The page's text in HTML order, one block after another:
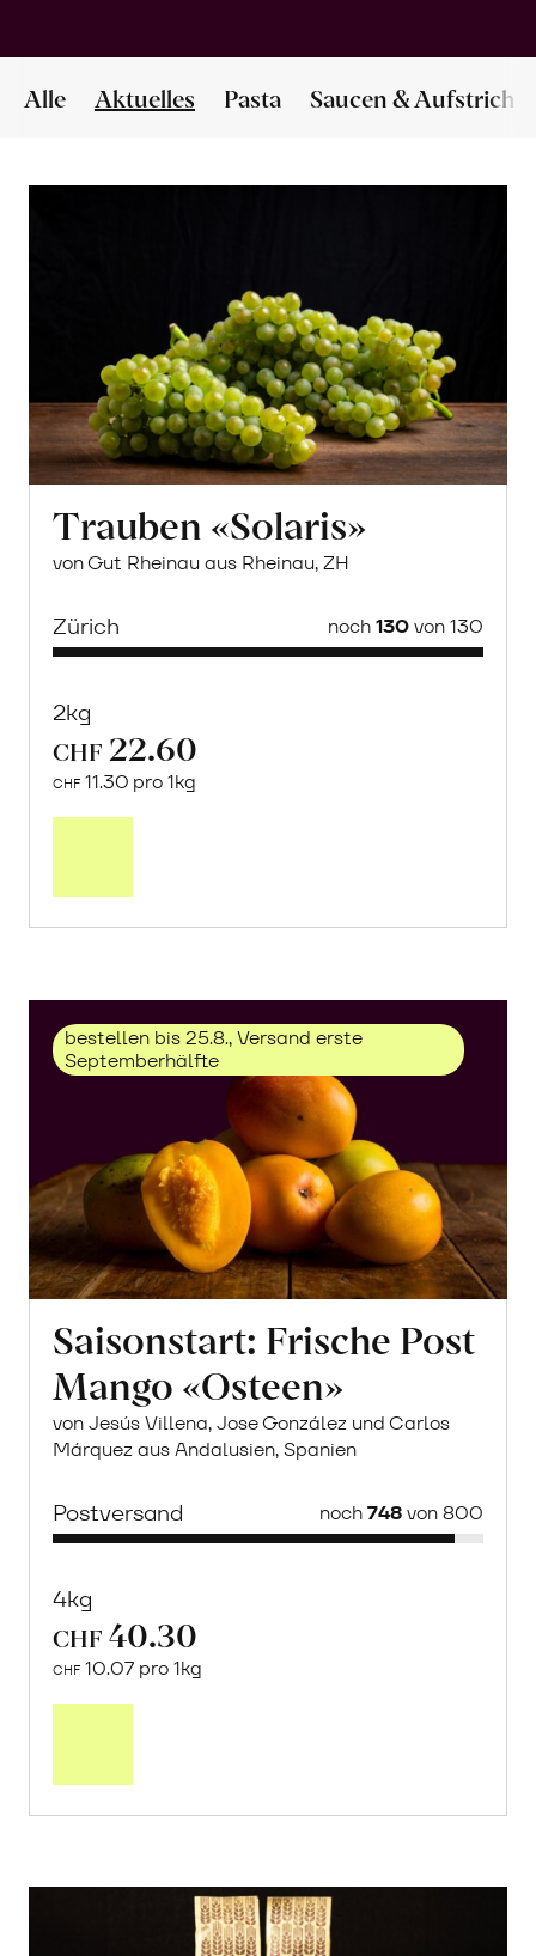
Alle Aktuelles Pasta Saucen & Aufstriche
Trauben «Solaris»
von Gut Rheinau aus Rheinau, ZH
Zürich noch130von 130
2kg
CHF 22.60
CHF 11.30 pro 1kg
erfahren
bestellen bis 25.8., Versand erste
Septemberhälfte
Saisonstart: Frische Post
Mango «Osteen»
von Jesús Villena, Jose González und Carlos
Márquez aus Andalusien, Spanien
Postversand noch748von 800
4kg
CHF 40.30
CHF 10.07 pro 1kg
Post
erfahren